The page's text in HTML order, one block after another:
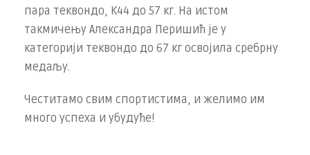
пара теквондо, К44 до 57 кг. На истом
такмичењу Александра Перишић је у
категорији теквондо до 67 кг освојила сребрну
медаљу.
Честитамо свим спортистима, и желимо им
много успеха и убудуће!